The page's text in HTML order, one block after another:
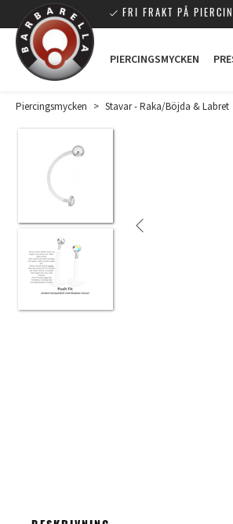
FRI FRAKT PÅ
PIERCINGSMYCKEN
Piercingsmycken > Stavar - Raka/Böjda & Labret